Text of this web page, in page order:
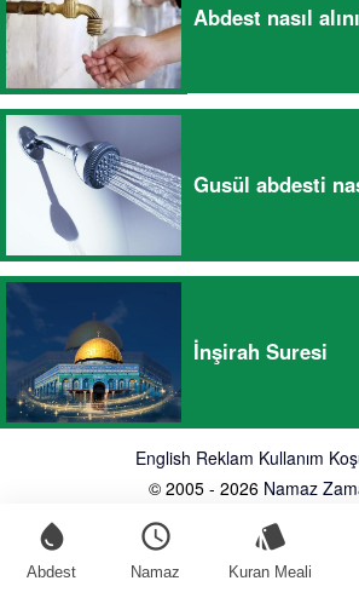
water_drop
Abdest
schedule
Namaz
style
Kuran Meali
Abdest nasıl
Gusül abdesti
İnşirah Suresi
English Reklam Kullanım
© 2005 - 2026 Namaz